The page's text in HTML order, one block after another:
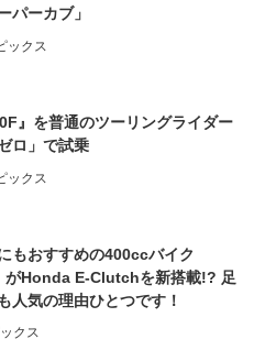
パーカブ」
ックス
』を普通のツーリングライダー
ロ」で試乗
ックス
もおすすめの400ccバイク
がHonda E-Clutchを新搭載!? 足
人気の理由ひとつです！
クス